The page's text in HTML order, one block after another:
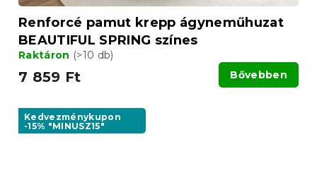
Renforcé pamut krepp ágyneműhuzat
BEAUTIFUL SPRING színes
Raktáron (>10 db)
7 859 Ft Bővebben
Kedvezménykupon
-15% "MINUSZ15"